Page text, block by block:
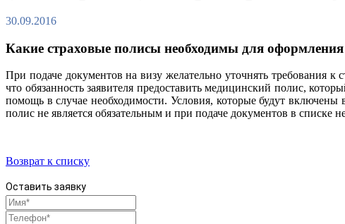
30.09.2016
Какие страховые полисы необходимы для
При подаче документов на визу желательно уточнять требования
что обязанность заявителя предоставить медицинский полис,
помощь в случае необходимости. Условия, которые будут
полис не является обязательным и при подаче документов в списке
Возврат к списку
Оставить заявку